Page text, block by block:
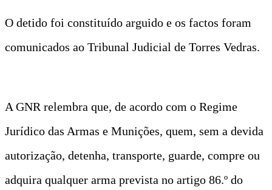
O detido foi constituído arguido e os factos foram
comunicados ao Tribunal Judicial de Torres Vedras.
A GNR relembra que, de acordo com o Regime
Jurídico das Armas e Munições, quem, sem a devida
autorização, detenha, transporte, guarde, compre ou
adquira qualquer arma prevista no artigo 86.º do